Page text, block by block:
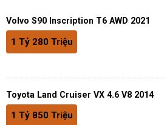
Volvo S90 Inscription T6 AWD 2021
1 Tỷ 280 Triệu
Toyota Land Cruiser VX 4.6 V8 2014
1 Tỷ 850 Triệu